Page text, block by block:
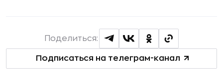
Подписаться на телеграм-канал
Поделиться: